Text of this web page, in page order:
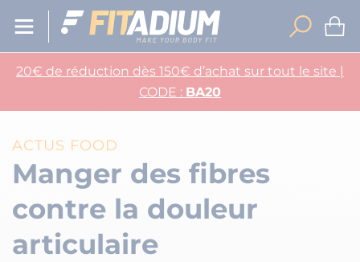
20€ de réduction dès 150€ d’achat sur tout le site |
CODE : BA20
ACTUS FOOD
Manger des fibres
contre la douleur
articulaire